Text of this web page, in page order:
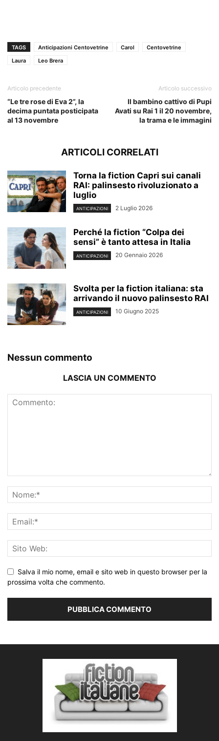
TAGS Anticipazioni Centovetrine Carol
Centovetrine
Laura
Leo Brera
Articolo precedente
“Le tre rose di Eva 2”, la
decima puntata posticipata
al 13 novembre
Articolo successivo
Il bambino cattivo di Pupi
Avati su Rai 1 il 20 novembre,
la trama e le immagini
ARTICOLI CORRELATI
Torna la fiction Capri sui canali
RAI: palinsesto rivoluzionato a
luglio
ANTICIPAZIONI 2 Luglio 2026
Perché la fiction “Colpa dei
sensi” è tanto attesa in Italia
ANTICIPAZIONI 20 Gennaio 2026
Svolta per la fiction italiana: sta
arrivando il nuovo palinsesto RAI
ANTICIPAZIONI 10 Giugno 2025
Nessun commento
LASCIA UN COMMENTO
Salva il mio nome, email e sito web in questo browser per la
prossima volta che commento.